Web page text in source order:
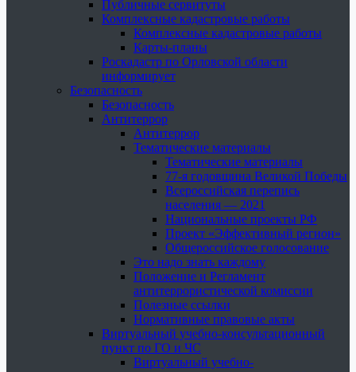
Публичные сервитуты
Комплексные кадастровые работы
Комплексные кадастровые работы
Карты-планы
Роскадастр по Орловской области
информирует
Безопасность
Безопасность
Антитеррор
Антитеррор
Тематические материалы
Тематические материалы
77-я годовщина Великой Победы
Всероссийская перепись
населения — 2021
Национальные проекты РФ
Проект «Эффективный регион»
Общероссийское голосование
Это надо знать каждому
Положение и Регламент
антитеррористической комиссии
Полезные ссылки
Нормативные правовые акты
Виртуальный учебно-консультационный
пункт по ГО и ЧС
Виртуальный учебно-